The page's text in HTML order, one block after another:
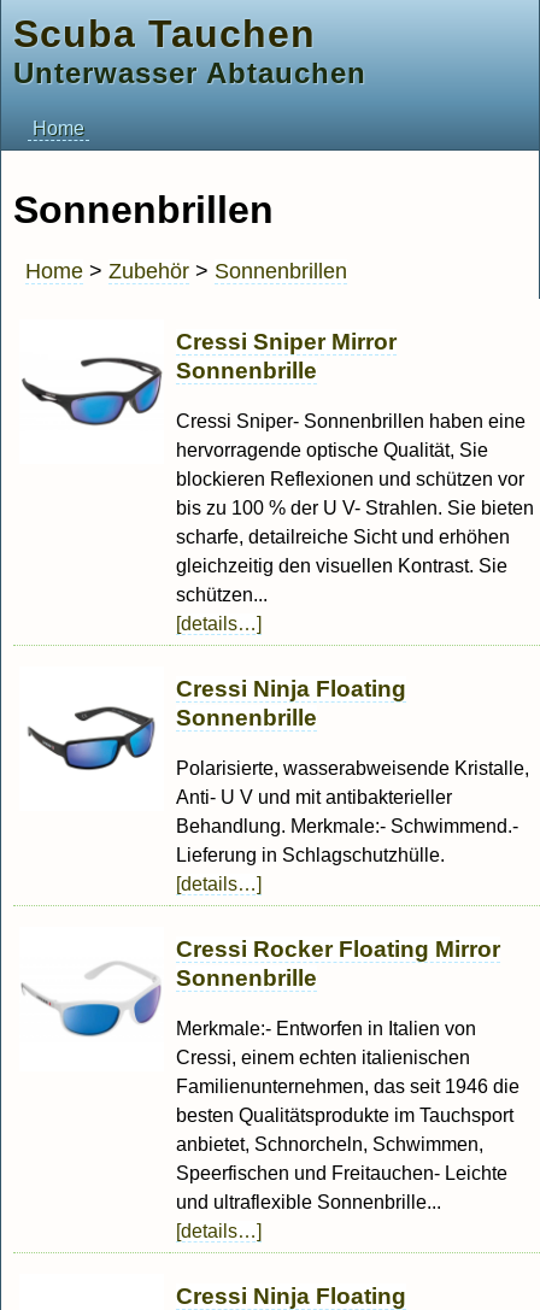
Scuba Tauchen
Unterwasser Abtauchen
Home
Sonnenbrillen
Home > Zubehör > Sonnenbrillen
Cressi Sniper Mirror
Sonnenbrille
Cressi Sniper- Sonnenbrillen haben eine
hervorragende optische Qualität, Sie
blockieren Reflexionen und schützen vor
bis zu 100 % der U V- Strahlen. Sie bieten
scharfe, detailreiche Sicht und erhöhen
gleichzeitig den visuellen Kontrast. Sie
schützen...
[details…]
Cressi Ninja Floating
Sonnenbrille
Polarisierte, wasserabweisende Kristalle,
Anti- U V und mit antibakterieller
Behandlung. Merkmale:- Schwimmend.-
Lieferung in Schlagschutzhülle.
[details…]
Cressi Rocker Floating Mirror
Sonnenbrille
Merkmale:- Entworfen in Italien von
Cressi, einem echten italienischen
Familienunternehmen, das seit 1946 die
besten Qualitätsprodukte im Tauchsport
anbietet, Schnorcheln, Schwimmen,
Speerfischen und Freitauchen- Leichte
und ultraflexible Sonnenbrille...
[details…]
Cressi Ninja Floating